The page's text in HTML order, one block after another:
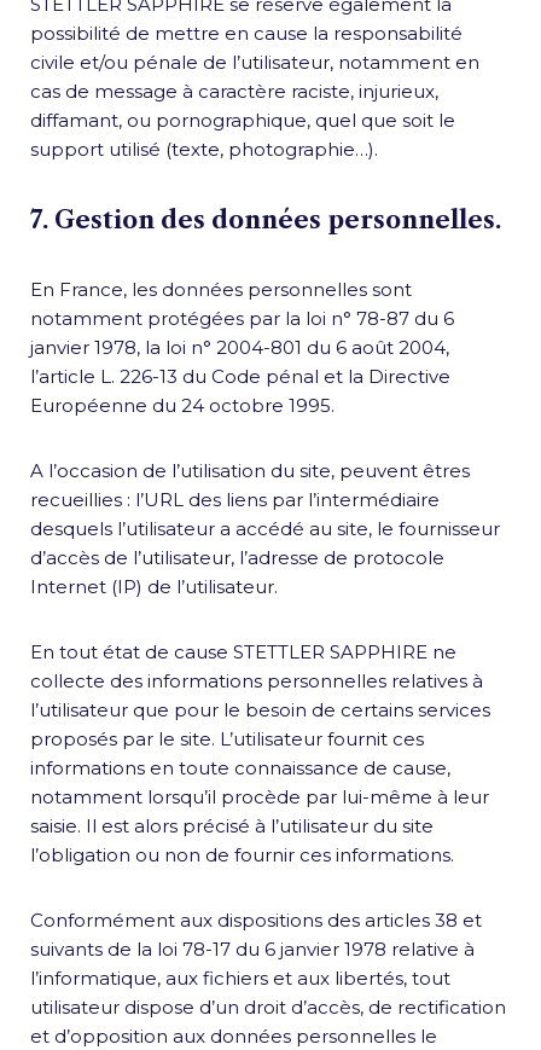
possibilité de mettre en cause la responsabilité
civile et/ou pénale de l’utilisateur, notamment en
cas de message à caractère raciste, injurieux,
diffamant, ou pornographique, quel que soit le
support utilisé (texte, photographie…).
7. Gestion des données personnelles.
En France, les données personnelles sont
notamment protégées par la loi n° 78-87 du 6
janvier 1978, la loi n° 2004-801 du 6 août 2004,
l’article L. 226-13 du Code pénal et la Directive
Européenne du 24 octobre 1995.
A l’occasion de l’utilisation du site, peuvent êtres
recueillies : l’URL des liens par l’intermédiaire
desquels l’utilisateur a accédé au site, le fournisseur
d’accès de l’utilisateur, l’adresse de protocole
Internet (IP) de l’utilisateur.
En tout état de cause STETTLER SAPPHIRE ne
collecte des informations personnelles relatives à
l’utilisateur que pour le besoin de certains services
proposés par le site. L’utilisateur fournit ces
informations en toute connaissance de cause,
notamment lorsqu’il procède par lui-même à leur
saisie. Il est alors précisé à l’utilisateur du site
l’obligation ou non de fournir ces informations.
Conformément aux dispositions des articles 38 et
suivants de la loi 78-17 du 6 janvier 1978 relative à
l’informatique, aux fichiers et aux libertés, tout
utilisateur dispose d’un droit d’accès, de rectification
et d’opposition aux données personnelles le